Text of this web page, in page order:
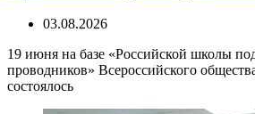
03.08.2026
19 июня на базе «Российской школы
проводников» Всероссийского
состоялось